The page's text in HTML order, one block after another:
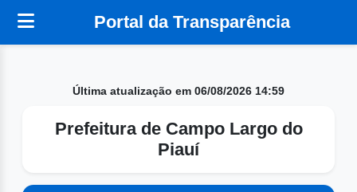
Portal da Transparência
Última atualização em 06/08/2026 14:59
Prefeitura de Campo Largo do
Piauí